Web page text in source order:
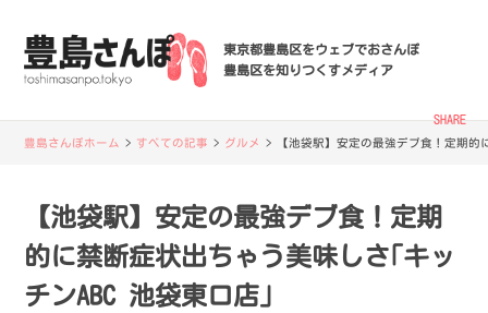
東京都豊島区をウェブでおさんぽ
豊島区を知りつくすメディア
豊島さんぽホーム > すべての記事 > グルメ > 【池袋駅】安定の最強デブ食！定期的
SHARE
【池袋駅】安定の最強デブ食！定期
的に禁断症状出ちゃう美味しさ｢キッ
チンABC 池袋東口店｣